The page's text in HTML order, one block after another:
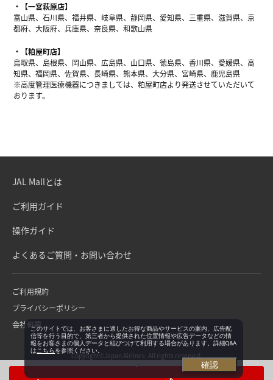
【一宮萩原店】
富山県、石川県、福井県、岐阜県、静岡県、愛知県、三重県、滋賀県、京
都府、大阪府、兵庫県、奈良県、和歌山県
【粕屋町店】
鳥取県、島根県、岡山県、広島県、山口県、徳島県、香川県、愛媛県、高
知県、福岡県、佐賀県、長崎県、熊本県、大分県、宮崎県、鹿児島県
※高度管理医療機器につきましては、粕屋町店より発送させていただいて
おります。
JAL Mallとは
ご利用ガイド
操作ガイド
よくあるご質問・お問い合わせ
ご利用規約
プライバシーポリシー
会社概要
Copyright©Japan Airlines. All rights reserved.
このサイトでは、お客さまに適したお得な商品やサービスの案内、広告配
信等を行う目的で、第三者から提供された位置情報や広告データなどの情
報をお客さまの個人データと結びつけて利用する場合があります。詳細Q&A
は こちらを参照ください。
確認